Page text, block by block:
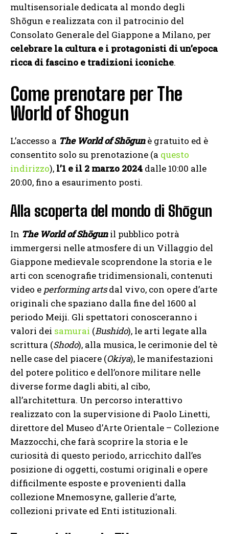
multisensoriale dedicata al mondo degli
Shōgun e realizzata con il patrocinio del
Consolato Generale del Giappone a Milano, per
celebrare la cultura e i protagonisti di un’epoca
ricca di fascino e tradizioni iconiche.
Come prenotare per The
World of Shogun
L’accesso a The World of Shōgun è gratuito ed è
consentito solo su prenotazione (a questo
indirizzo), l’1 e il 2 marzo 2024 dalle 10:00 alle
20:00, fino a esaurimento posti.
Alla scoperta del mondo di Shōgun
In The World of Shōgunil pubblico potrà
immergersi nelle atmosfere di un Villaggio del
Giappone medievale scoprendone la storia e le
arti con scenografie tridimensionali, contenuti
video e performing artsdal vivo, con opere d’arte
originali che spaziano dalla fine del 1600 al
periodo Meiji. Gli spettatori conosceranno i
valori dei samurai (Bushido), le arti legate alla
scrittura (Shodo), alla musica, le cerimonie del tè
nelle case del piacere (Okiya), le manifestazioni
del potere politico e dell’onore militare nelle
diverse forme dagli abiti, al cibo,
all’architettura. Un percorso interattivo
realizzato con la supervisione di Paolo Linetti,
direttore del Museo d’Arte Orientale – Collezione
Mazzocchi, che farà scoprire la storia e le
curiosità di questo periodo, arricchito dall’es
posizione di oggetti, costumi originali e opere
difficilmente esposte e provenienti dalla
collezione Mnemosyne, gallerie d’arte,
collezioni private ed Enti istituzionali.